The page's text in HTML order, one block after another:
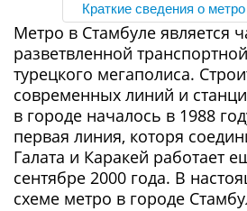
Краткие сведения о
Метро в Стамбуле является
разветвленной
турецкого мегаполиса.
современных линий и
в городе началось в 1988
первая линия, которя
Галата и Каракей работает
сентябре 2000 года. В
схеме метро в городе